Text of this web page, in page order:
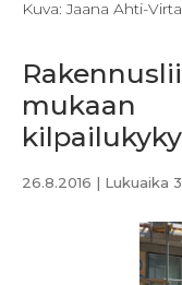
Kuva: Jaana Ahti-
mukaan
26.8.2016 | Lukuaika